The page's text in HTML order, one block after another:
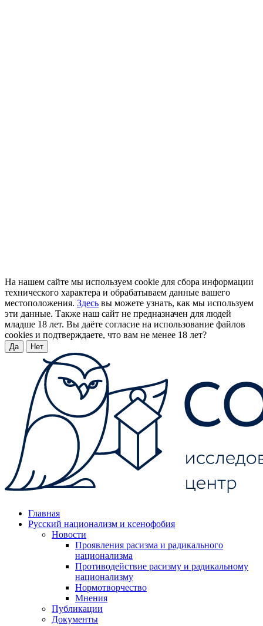
На нашем сайте мы используем cookie для сбора информации
технического характера и обрабатываем данные вашего
местоположения. Здесь вы можете узнать, как мы используем
эти данные. Также наш сайт не предназначен для людей
младше 18 лет. Вы даёте согласие на использование файлов
cookies и подтверждаете, что вам не менее 18 лет?
Да Нет
Главная
Русский национализм и ксенофобия
Новости
Проявления расизма и радикального
национализма
Противодействие расизму и радикальному
национализму
Нормотворчество
Мнения
Публикации
Документы